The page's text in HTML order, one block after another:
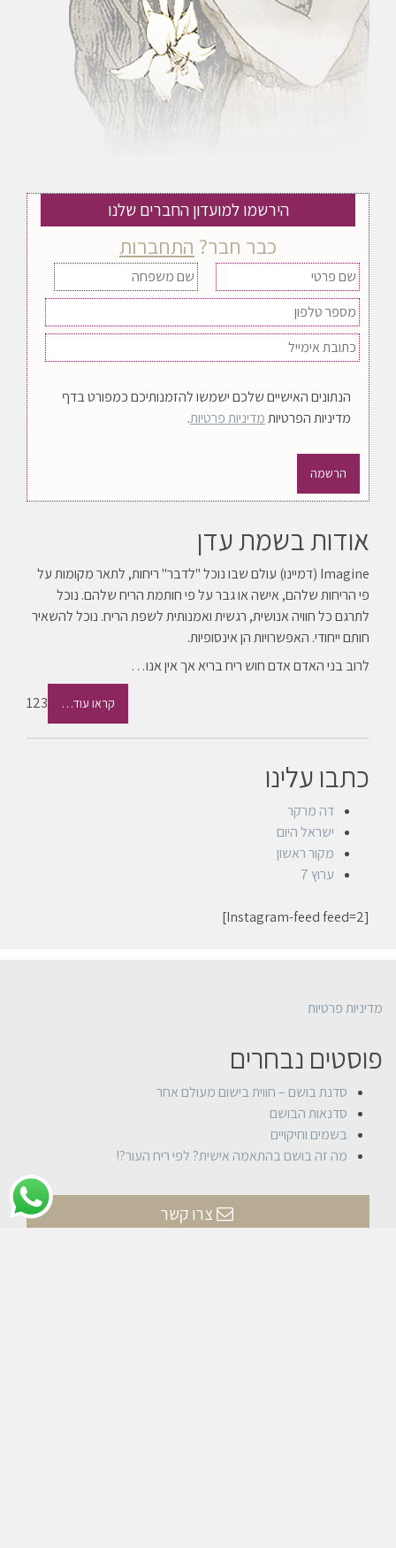
הירשמו למועדון החברים שלנו
כבר חבר? התחברות
הנתונים האישיים שלכם ישמשו להזמנותיכם כמפורט בדף
מדיניות הפרטיותמדיניות פרטיות.
הרשמה
אודות בשמת עדן
Imagine (דמיינו) עולם שבו נוכל "לדבר" ריחות, לתאר מקומות על
פי הריחות שלהם, אישה או גבר על פי חותמת הריח שלהם. נוכל
לתרגם כל חוויה אנושית, רגשית ואמנותית לשפת הריח. נוכל להשאיר
חותם ייחודי. האפשרויות הן אינסופיות.
לרוב בני האדם אדם חוש ריח בריא אך אין אנו…
קראו עוד… 123
כתבו עלינו
דה מרקר
ישראל היום
מקור ראשון
ערוץ 7
[Instagram-feed feed=2]
מדיניות פרטיות
פוסטים נבחרים
סדנת בושם – חווית בישום מעולם אחר
סדנאות הבושם
בשמים וחיקויים
מה זה בושם בהתאמה אישית? לפי ריח העור?!
צרו קשר